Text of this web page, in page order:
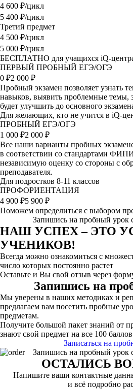
4 600 ₽/цикл
5 400 ₽/цикл
Третий предмет
4 500 ₽/цикл
5 000 ₽/цикл
БЕСПЛАТНО для учащихся iQ-
ПЕРВЫЙ ПРОБНЫЙ ЕГЭ/ОГЭ
0 ₽2 000 ₽
Пробный экзамен позволяет узнать
навыков, выявить проблемные темы,
будет улучшить до основного
Для желающих, кто не учится в iQ-
ПРОБНЫЙ ЕГЭ/ОГЭ
1 000 ₽2 000 ₽
Все наши варианты пробных
в соответствии со стандартами
независимую оценку со стороны с
преподавателя.
Для подростков 8-11 классов
ПРОФОРИЕНТАЦИЯ
4 900 ₽5 900 ₽
Поможем определиться с выбором
Запишись на пробный урок
НАШ УСПЕХ – ЭТО
УЧЕНИКОВ!
Всегда можно ознакомиться с
число которых постоянно растет
Оставьте и Вы свой отзыв через
Запишись на
Мы уверены в наших методиках и
предлагаем вам посетить пробные
предметам.
Получите большой пакет знаний от
знают свой предмет на все 100
Записаться на
Запишись на пробный урок
ОСТАЛИСЬ
Напишите ваши контактные
и всё подробно